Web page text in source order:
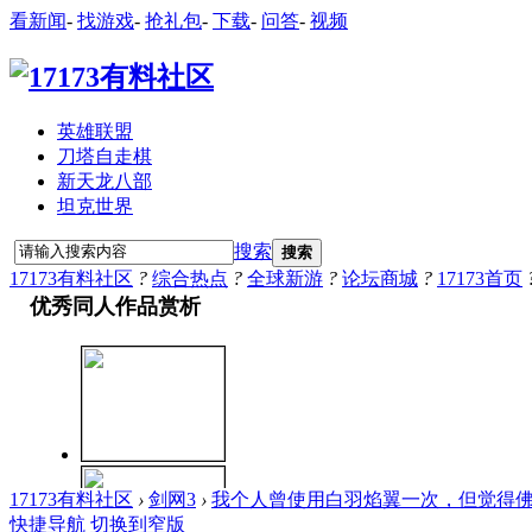
看新闻- 找游戏- 抢礼包- 下载- 问答- 视频
英雄联盟
刀塔自走棋
新天龙八部
坦克世界
搜索 搜索
17173有料社区 ? 综合热点 ? 全球新游 ? 论坛商城 ? 17173首页
17173有料社区 › 剑网3 › 我个人曾使用白羽焰翼一次，但觉得
快捷导航 切换到窄版